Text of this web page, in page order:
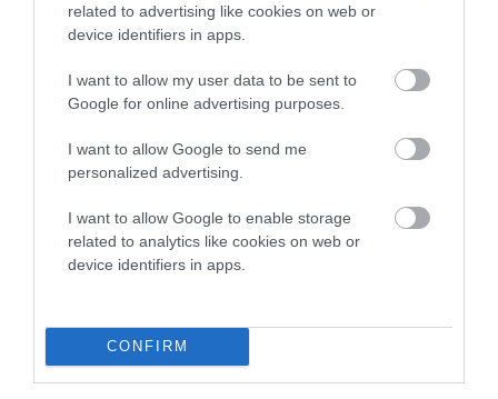
related to advertising like cookies on web or
device identifiers in apps.
I want to allow my user data to be sent to
Google for online advertising purposes.
I want to allow Google to send me
personalized advertising.
I want to allow Google to enable storage
related to analytics like cookies on web or
device identifiers in apps.
CONFIRM
ΣΥΓΚΛΟΝΙΣΤΙΚΟΣ ΑΠΟΧΑΙΡΕΤΙΣΜΟΣ ΣΤΗ
ΚΑΠΕΤΑΝ ΑΝΤΩΝΗ ΒΙΔΑΛΗ
αναχώρηση εκείνης της ώρας…
ΣΗΜΑΝΤΙΚΟ ΑΡΧΑΙΟ ΝΑΥΑΓΙΟ ΤΗΣ ΑΝΔΡΟΥ!…»
«ΑΥΤΗ ΤΗΝ ΑΝΔΡΟ ΘΕΛΟΥΜΕ…»
Πρόσφατα Άρθρα